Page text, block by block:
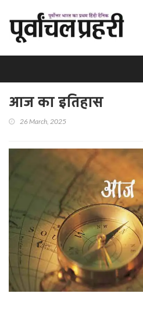
आज का इतिहास
26 March, 2025